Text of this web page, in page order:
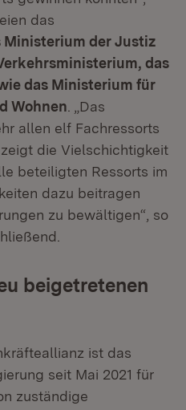
das
Ministerium der Justiz
das
das Ministerium für
Wohnen . „Das
allen elf Fachressorts
die Vielschichtigkeit
beteiligten Ressorts im
dazu beitragen
zu bewältigen“, so
beigetretenen
ist das
seit Mai 2021 für
zuständige